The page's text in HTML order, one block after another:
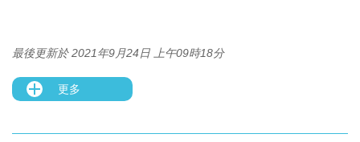
最後更新於 2021年9月24日 上午09時18分
更多